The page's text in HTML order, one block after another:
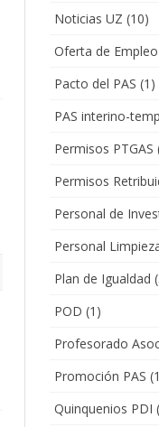
Noticias UZ (10)
Oferta de Empleo
Pacto del PAS (1)
PAS interino-
Permisos PTGAS
Permisos
Personal de
Personal
Plan de Igualdad
POD (1)
Profesorado
Promoción PAS
Quinquenios PDI